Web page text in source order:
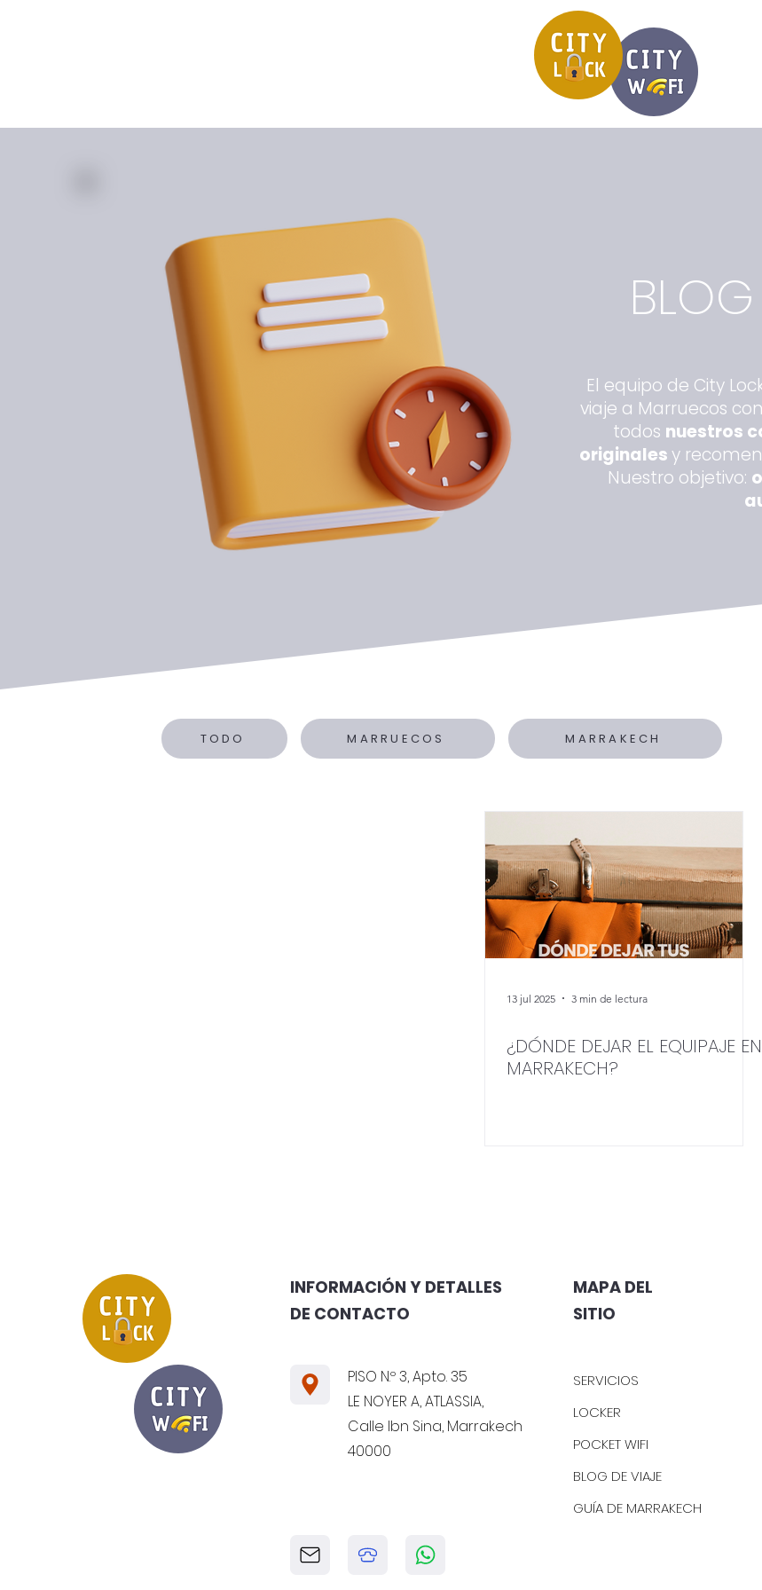
El equipo de City
viaje a Marruecos
todos nuestros
originalesy
Nuestro objetivo:
TODO MARRUECOS MARRAKECH
13 jul 2025 3 min de lectura
¿DÓNDE DEJAR EL EQUIPAJE EN
MARRAKECH?
INFORMACIÓN Y DETALLES
DE CONTACTO
MAPA DEL
SITIO
PISO N.º 3, Apto. 35
LE NOYER A, ATLASSIA,
Calle Ibn Sina, Marrakech
40000
SERVICIOS
LOCKER
POCKET WIFI
BLOG DE VIAJE
GUÍA DE MARRAKECH